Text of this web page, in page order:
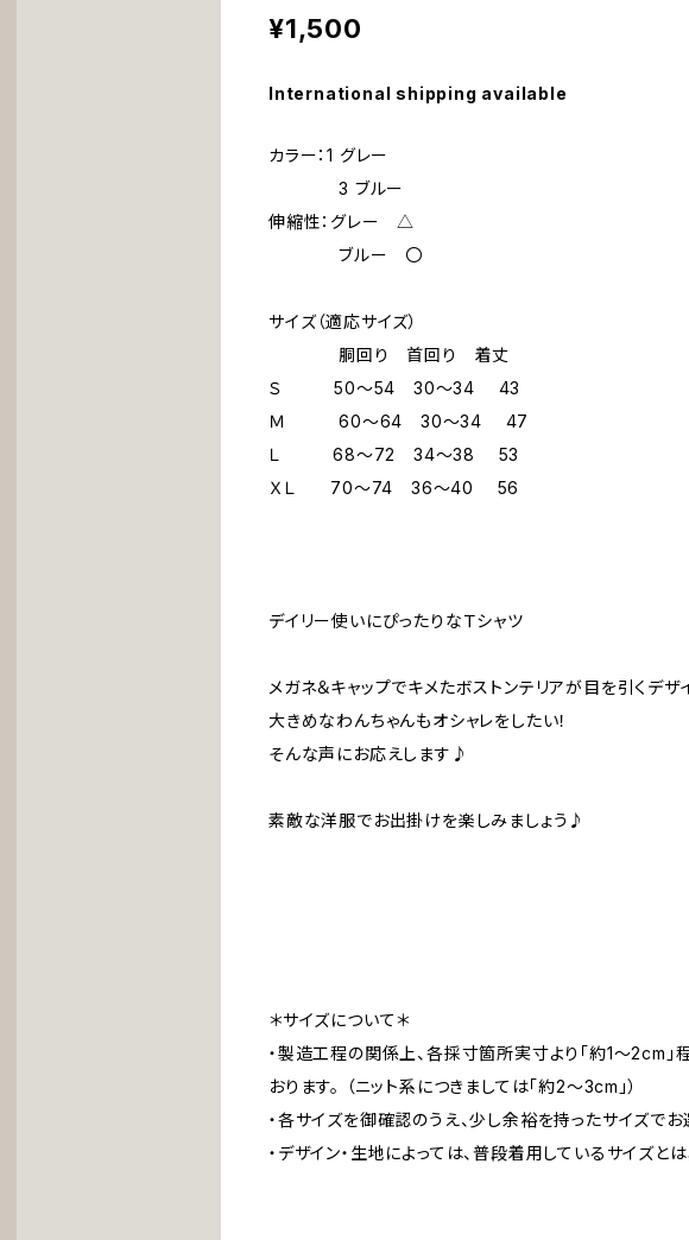
¥1,500
International shipping available
カラー：1 グレー
3 ブルー
伸縮性：グレー △
ブルー 〇
サイズ（適応サイズ）
胴回り 首回り 着丈
Ｓ 50～54 30～34 43
Ｍ 60～64 30～34 47
Ｌ 68～72 34～38 53
ＸＬ 70～74 36～40 56
デイリー使いにぴったりなＴシャツ
メガネ＆キャップでキメたボストンテリアが目を引くデザ
大きめなわんちゃんもオシャレをしたい！
そんな声にお応えします♪
素敵な洋服でお出掛けを楽しみましょう♪
＊サイズについて＊
・製造工程の関係上、各採寸箇所実寸より「約1～2cm
おります。 （ニット系につきましては「約2～3cm」）
・各サイズを御確認のうえ、少し余裕を持ったサイズで
・デザイン・生地によっては、普段着用しているサイズと